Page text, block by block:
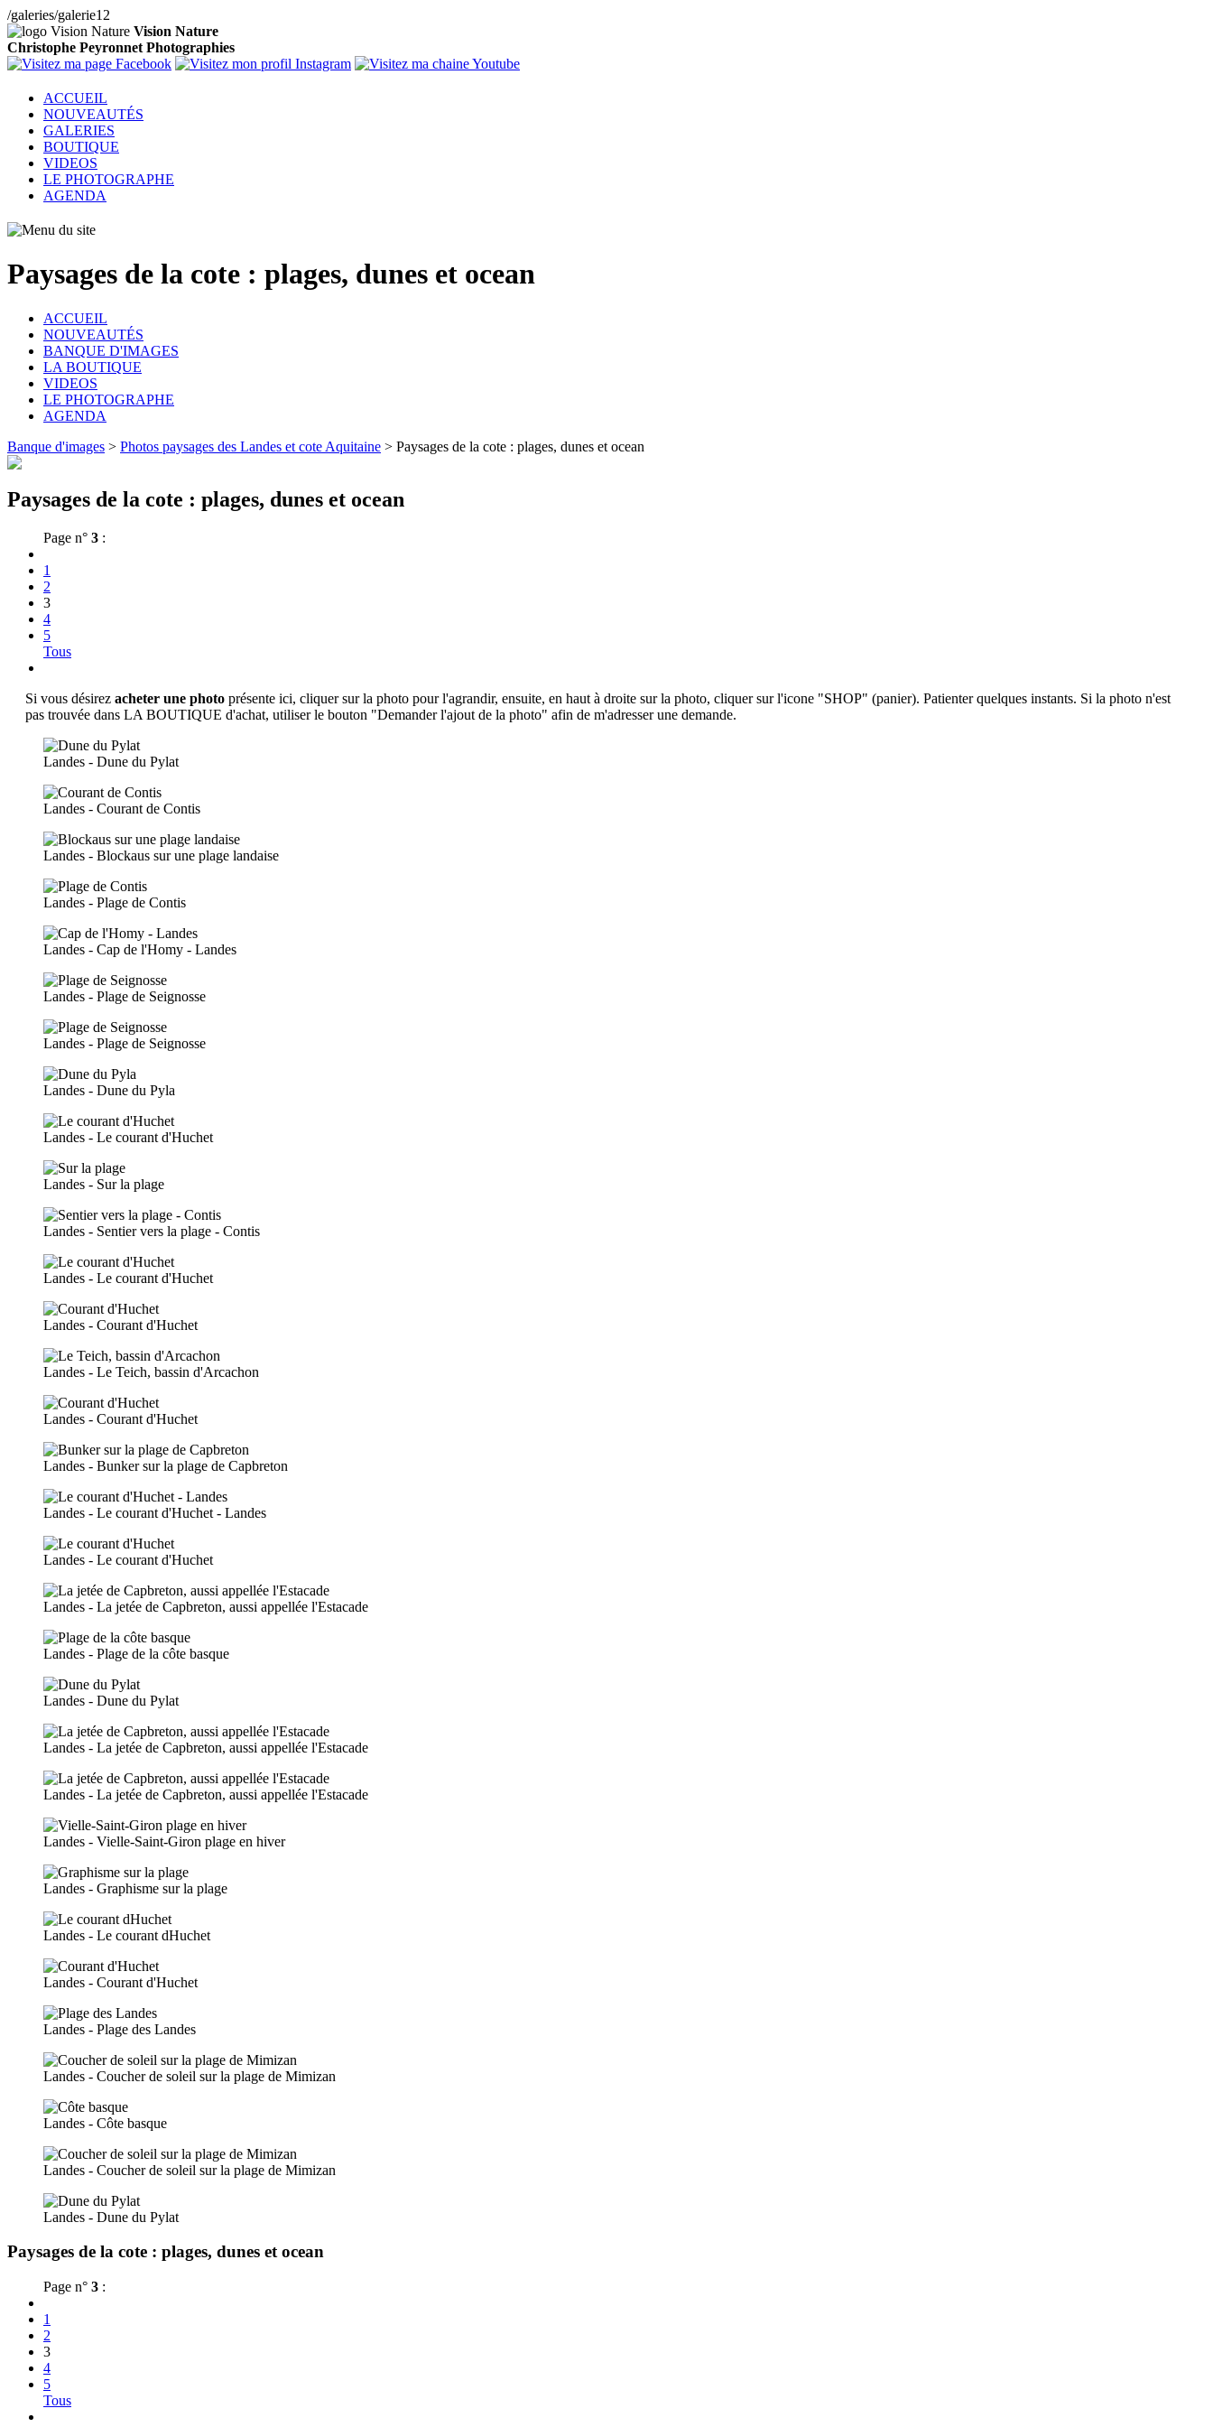
/galeries/galerie12
Vision Nature
Christophe Peyronnet Photographies
ACCUEIL
NOUVEAUTÉS
GALERIES
BOUTIQUE
VIDEOS
LE PHOTOGRAPHE
AGENDA
Paysages de la cote : plages, dunes et ocean
ACCUEIL
NOUVEAUTÉS
BANQUE D'IMAGES
LA BOUTIQUE
VIDEOS
LE PHOTOGRAPHE
AGENDA
Banque d'images > Photos paysages des Landes et cote Aquitaine > Paysages de la cote : plages, dunes et ocean
Paysages de la cote : plages, dunes et ocean
Page n° 3 :
1
2
3
4
5
Tous
Si vous désirez acheter une photo présente ici, cliquer sur la photo pour l'agrandir, ensuite, en haut à droite sur la photo, cliquer sur l'icone "SHOP" (panier). Patienter quelques instants. Si la photo n'est
pas trouvée dans LA BOUTIQUE d'achat, utiliser le bouton "Demander l'ajout de la photo" afin de m'adresser une demande.
Landes - Dune du Pylat
Landes - Courant de Contis
Landes - Blockaus sur une plage landaise
Landes - Plage de Contis
Landes - Cap de l'Homy - Landes
Landes - Plage de Seignosse
Landes - Plage de Seignosse
Landes - Dune du Pyla
Landes - Le courant d'Huchet
Landes - Sur la plage
Landes - Sentier vers la plage - Contis
Landes - Le courant d'Huchet
Landes - Courant d'Huchet
Landes - Le Teich, bassin d'Arcachon
Landes - Courant d'Huchet
Landes - Bunker sur la plage de Capbreton
Landes - Le courant d'Huchet - Landes
Landes - Le courant d'Huchet
Landes - La jetée de Capbreton, aussi appellée l'Estacade
Landes - Plage de la côte basque
Landes - Dune du Pylat
Landes - La jetée de Capbreton, aussi appellée l'Estacade
Landes - La jetée de Capbreton, aussi appellée l'Estacade
Landes - Vielle-Saint-Giron plage en hiver
Landes - Graphisme sur la plage
Landes - Le courant dHuchet
Landes - Courant d'Huchet
Landes - Plage des Landes
Landes - Coucher de soleil sur la plage de Mimizan
Landes - Côte basque
Landes - Coucher de soleil sur la plage de Mimizan
Landes - Dune du Pylat
Paysages de la cote : plages, dunes et ocean
Page n° 3 :
1
2
3
4
5
Tous